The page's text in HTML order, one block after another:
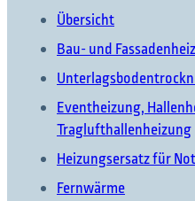
Übersicht
Bau- und
Eventheizung,
Traglufthallenheizung
Heizungsersatz für
Fernwärme